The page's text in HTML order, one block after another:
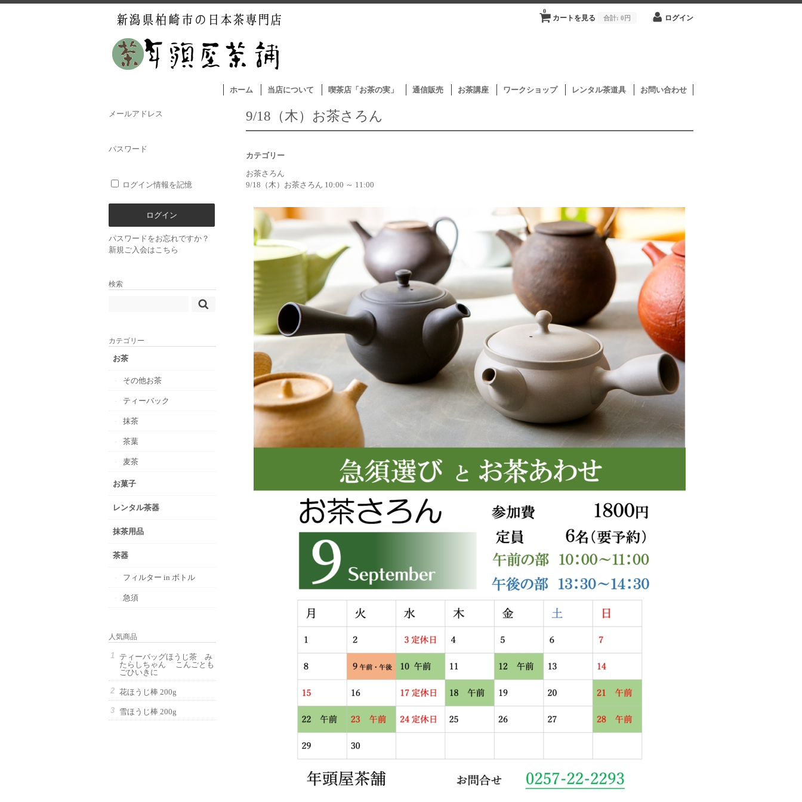
カートを見る
0
合計: 0円 ログイン
ホーム 当店について 喫茶店「お茶の実」 通信販売 お茶講座 ワークショップ レンタル茶道具 お問い合わせ
9/18（木）お茶さろん
カテゴリー
お茶さろん
9/18（木）お茶さろん 10:00 ～ 11:00
メールアドレス
パスワード
ログイン情報を記憶
パスワードをお忘れですか？
新規ご入会はこちら
検索
カテゴリー
お茶
その他お茶
ティーバック
抹茶
茶葉
麦茶
お菓子
レンタル茶器
抹茶用品
茶器
フィルター in ボトル
急須
人気商品
ティーバッグほうじ茶 み
たらしちゃん こんごとも
ごひいきに
花ほうじ棒 200g
雪ほうじ棒 200g